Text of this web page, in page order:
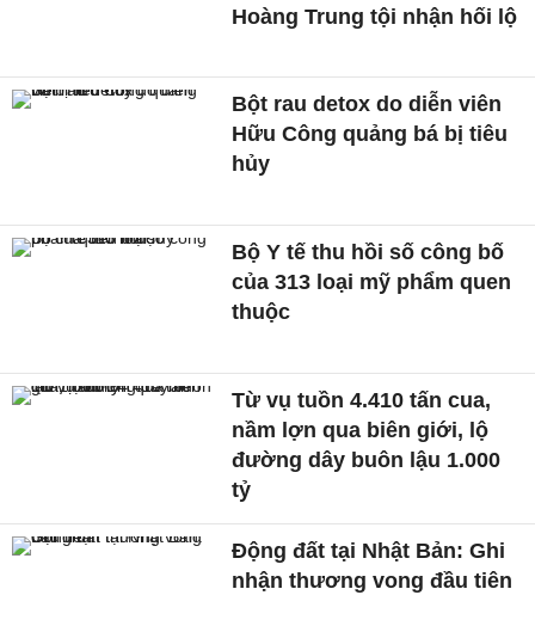
Hoàng Trung tội nhận hối lộ
Bột rau detox do diễn viên
Hữu Công quảng bá bị tiêu
hủy
Bộ Y tế thu hồi số công bố
của 313 loại mỹ phẩm quen
thuộc
Từ vụ tuồn 4.410 tấn cua,
nầm lợn qua biên giới, lộ
đường dây buôn lậu 1.000
tỷ
Động đất tại Nhật Bản: Ghi
nhận thương vong đầu tiên